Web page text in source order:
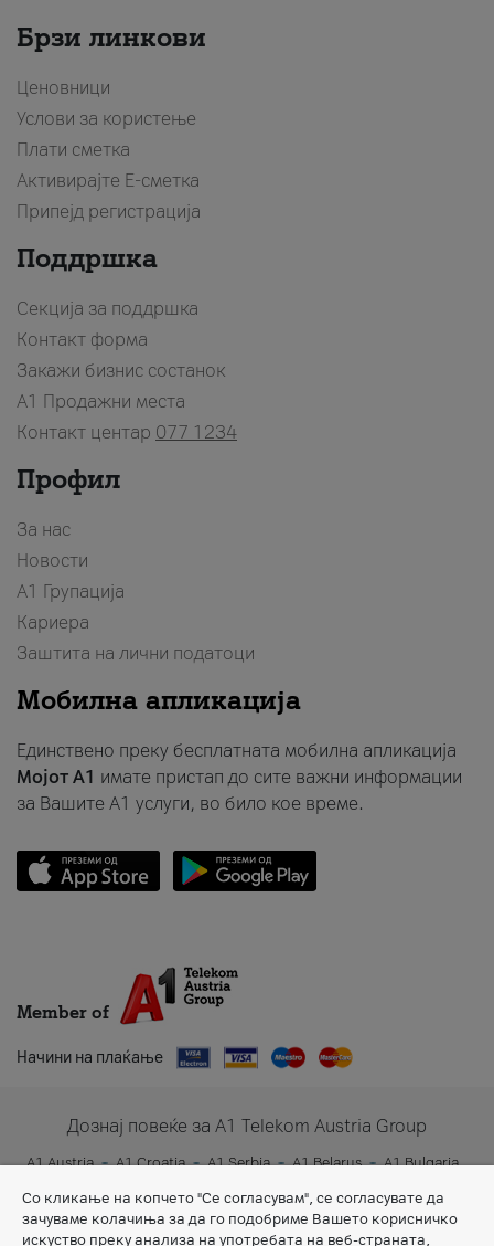
Брзи линкови
Ценовници
Услови за користење
Плати сметка
Активирајте Е-сметка
Припејд регистрација
Поддршка
Секција за поддршка
Контакт форма
Закажи бизнис состанок
A1 Продажни места
Контакт центар 077 1234
Профил
За нас
Новости
А1 Групација
Кариера
Заштита на лични податоци
Мобилна апликација
Единствено преку бесплатната мобилна апликација
Мојот A1 имате пристап до сите важни информации
за Вашите A1 услуги, во било кое време.
Member of
Начини на плаќање
Дознај повеќе за A1 Telekom Austria Group
A1 Austria A1 Croatia A1 Serbia A1 Belarus
A1 Bulgaria
Со кликање на копчето "Се согласувам", се согласувате да
зачуваме колачиња за да го подобриме Вашето корисничко
искуство преку анализа на употребата на веб-страната,